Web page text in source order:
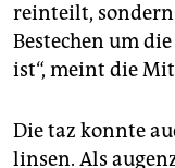
reinteilt,
Bestechen um
ist“, meint die
Die taz konnte
linsen. Als